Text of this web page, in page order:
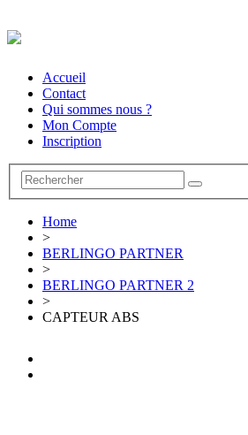
Accueil
Contact
Qui sommes nous ?
Mon Compte
Inscription
Home
>
BERLINGO PARTNER
>
BERLINGO PARTNER 2
>
CAPTEUR ABS